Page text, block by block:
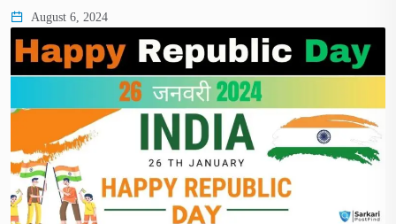
August 6, 2024